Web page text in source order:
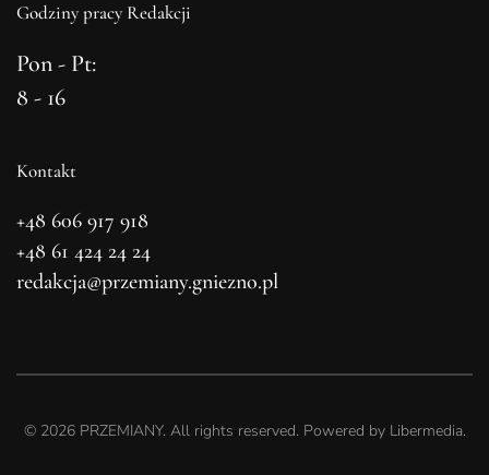
Godziny pracy Redakcji
Pon - Pt:
8 - 16
Kontakt
+48 606 917 918
+48 61 424 24 24
redakcja@przemiany.gniezno.pl
© 2026PRZEMIANY. All rights reserved. Powered by Libermedia.